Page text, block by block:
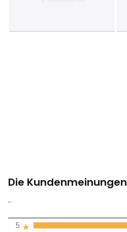
Die Kundenmeinungen
4,5
5